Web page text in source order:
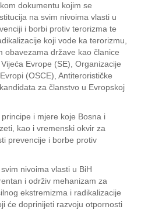
dokumentu kojim se
na svim nivoima vlasti u
i borbi protiv terorizma te
koji vode ka terorizmu,
obavezama države kao članice
Evrope (SE), Organizacije
(OSCE), Antiterorističke
za članstvo u Evropskoj
i mjere koje Bosna i
kao i vremenski okvir za
prevencije i borbe protiv
nivoima vlasti u BiH
i održiv mehanizam za
ekstremizma i radikalizacije
će doprinijeti razvoju otpornosti